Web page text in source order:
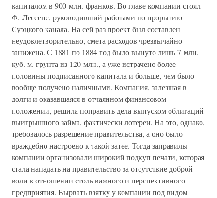
капиталом в 900 млн. франков. Во главе компании стоял
Ф. Лессепс, руководивший работами по прорытию
Суэцкого канала. На сей раз проект был составлен
неудовлетворительно, смета расходов чрезвычайно
занижена. С 1881 по 1884 год было вынуто лишь 7 млн.
куб. м. грунта из 120 млн., а уже истрачено более
половины подписанного капитала и больше, чем было
вообще получено наличными. Компания, залезшая в
долги и оказавшаяся в отчаянном финансовом
положении, решила поправить дела выпуском облигаций
выигрышного займа, фактически лотереи. На это, однако,
требовалось разрешение правительства, а оно было
враждебно настроено к такой затее. Тогда заправилы
компании организовали широкий подкуп печати, которая
стала нападать на правительство за отсутствие доброй
воли в отношении столь важного и перспективного
предприятия. Вырвать взятку у компании под видом